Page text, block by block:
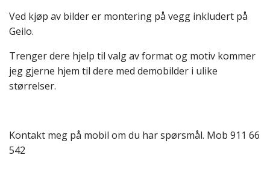
Ved kjøp av bilder er montering på vegg inkludert på
Geilo.
Trenger dere hjelp til valg av format og motiv kommer
jeg gjerne hjem til dere med demobilder i ulike
størrelser.
Kontakt meg på mobil om du har spørsmål. Mob 911 66
542